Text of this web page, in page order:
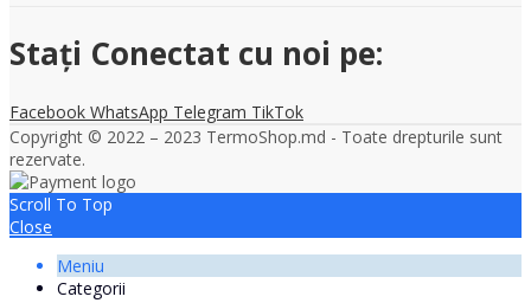
Stați Conectat cu noi pe:
Facebook WhatsApp Telegram TikTok
Copyright © 2022 – 2023 TermoShop.md - Toate drepturile sunt
rezervate.
Scroll To Top
Close
Meniu
Categorii